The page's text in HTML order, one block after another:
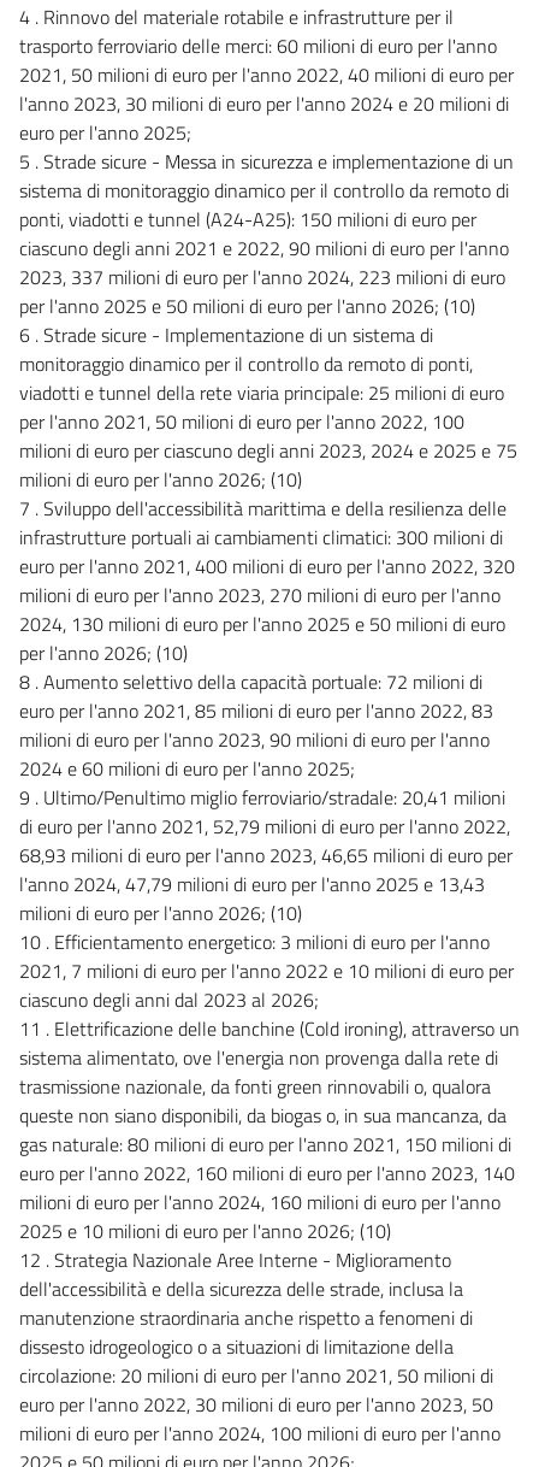
4 . Rinnovo del materiale rotabile e infrastrutture per il
trasporto ferroviario delle merci: 60 milioni di euro per l'anno
2021, 50 milioni di euro per l'anno 2022, 40 milioni di euro per
l'anno 2023, 30 milioni di euro per l'anno 2024 e 20 milioni di
euro per l'anno 2025;
5 . Strade sicure - Messa in sicurezza e implementazione di un
sistema di monitoraggio dinamico per il controllo da remoto di
ponti, viadotti e tunnel (A24-A25): 150 milioni di euro per
ciascuno degli anni 2021 e 2022, 90 milioni di euro per l'anno
2023, 337 milioni di euro per l'anno 2024, 223 milioni di euro
per l'anno 2025 e 50 milioni di euro per l'anno 2026; (10)
6 . Strade sicure - Implementazione di un sistema di
monitoraggio dinamico per il controllo da remoto di ponti,
viadotti e tunnel della rete viaria principale: 25 milioni di euro
per l'anno 2021, 50 milioni di euro per l'anno 2022, 100
milioni di euro per ciascuno degli anni 2023, 2024 e 2025 e 75
milioni di euro per l'anno 2026; (10)
7 . Sviluppo dell'accessibilità marittima e della resilienza delle
infrastrutture portuali ai cambiamenti climatici: 300 milioni di
euro per l'anno 2021, 400 milioni di euro per l'anno 2022, 320
milioni di euro per l'anno 2023, 270 milioni di euro per l'anno
2024, 130 milioni di euro per l'anno 2025 e 50 milioni di euro
per l'anno 2026; (10)
8 . Aumento selettivo della capacità portuale: 72 milioni di
euro per l'anno 2021, 85 milioni di euro per l'anno 2022, 83
milioni di euro per l'anno 2023, 90 milioni di euro per l'anno
2024 e 60 milioni di euro per l'anno 2025;
9 . Ultimo/Penultimo miglio ferroviario/stradale: 20,41 milioni
di euro per l'anno 2021, 52,79 milioni di euro per l'anno 2022,
68,93 milioni di euro per l'anno 2023, 46,65 milioni di euro per
l'anno 2024, 47,79 milioni di euro per l'anno 2025 e 13,43
milioni di euro per l'anno 2026; (10)
10 . Efficientamento energetico: 3 milioni di euro per l'anno
2021, 7 milioni di euro per l'anno 2022 e 10 milioni di euro per
ciascuno degli anni dal 2023 al 2026;
11 . Elettrificazione delle banchine (Cold ironing), attraverso un
sistema alimentato, ove l'energia non provenga dalla rete di
trasmissione nazionale, da fonti green rinnovabili o, qualora
queste non siano disponibili, da biogas o, in sua mancanza, da
gas naturale: 80 milioni di euro per l'anno 2021, 150 milioni di
euro per l'anno 2022, 160 milioni di euro per l'anno 2023, 140
milioni di euro per l'anno 2024, 160 milioni di euro per l'anno
2025 e 10 milioni di euro per l'anno 2026; (10)
12 . Strategia Nazionale Aree Interne - Miglioramento
dell'accessibilità e della sicurezza delle strade, inclusa la
manutenzione straordinaria anche rispetto a fenomeni di
dissesto idrogeologico o a situazioni di limitazione della
circolazione: 20 milioni di euro per l'anno 2021, 50 milioni di
euro per l'anno 2022, 30 milioni di euro per l'anno 2023, 50
milioni di euro per l'anno 2024, 100 milioni di euro per l'anno